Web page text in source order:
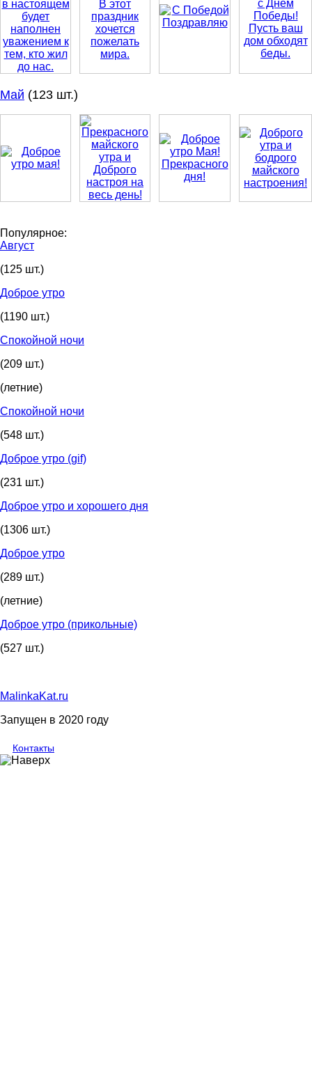
Май (123 шт.)
Популярное:
Август
(125 шт.)
Доброе утро
(1190 шт.)
Спокойной ночи
(209 шт.)
(летние)
Спокойной ночи
(548 шт.)
Доброе утро (gif)
(231 шт.)
Доброе утро и хорошего дня
(1306 шт.)
Доброе утро
(289 шт.)
(летние)
Доброе утро (прикольные)
(527 шт.)
MalinkaKat.ru
Запущен в 2020 году
Контакты